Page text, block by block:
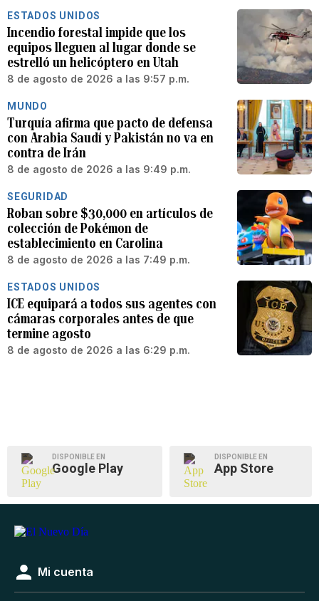
ESTADOS UNIDOS
Incendio forestal impide que los
equipos lleguen al lugar donde se
estrelló un helicóptero en Utah
8 de agosto de 2026 a las 9:57 p.m.
MUNDO
Turquía afirma que pacto de defensa
con Arabia Saudí y Pakistán no va en
contra de Irán
8 de agosto de 2026 a las 9:49 p.m.
SEGURIDAD
Roban sobre $30,000 en artículos de
colección de Pokémon de
establecimiento en Carolina
8 de agosto de 2026 a las 7:49 p.m.
ESTADOS UNIDOS
ICE equipará a todos sus agentes con
cámaras corporales antes de que
termine agosto
8 de agosto de 2026 a las 6:29 p.m.
DISPONIBLE EN
Google Play
DISPONIBLE EN
App Store
Mi cuenta